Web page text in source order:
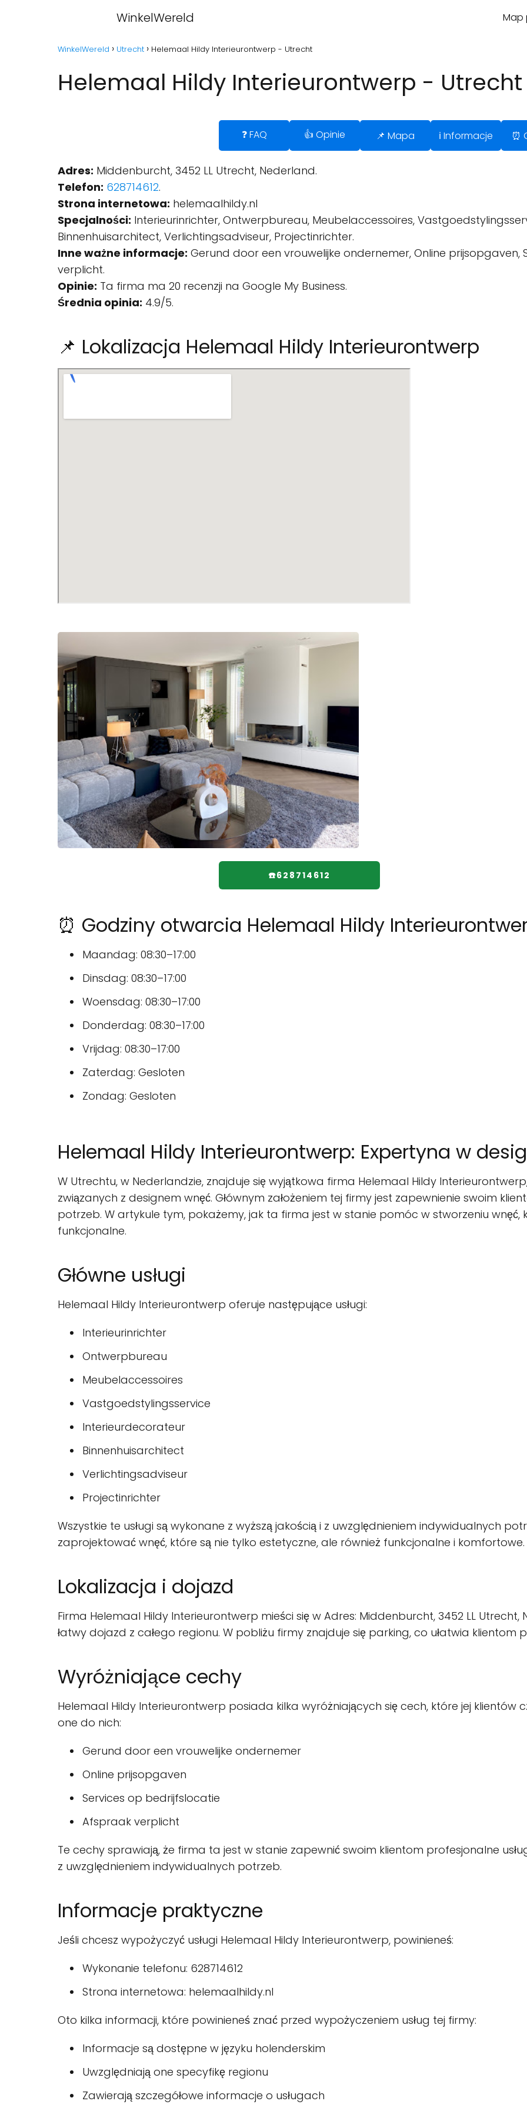
WinkelWereld Map
WinkelWereld Utrecht Helemaal Hildy Interieurontwerp - Utrecht
Helemaal Hildy Interieurontwerp - Utrecht
❓ FAQ 👍 Opinie 📌 Mapa ℹ️ Informacje ⏰
Adres: Middenburcht, 3452 LL Utrecht, Nederland.
Telefon: 628714612.
Strona internetowa: helemaalhildy.nl
Specjalności: Interieurinrichter, Ontwerpbureau, Meubelaccessoires,
Binnenhuisarchitect, Verlichtingsadviseur, Projectinrichter.
Inne ważne informacje: Gerund door een vrouwelijke ondernemer, Online
verplicht.
Opinie: Ta firma ma 20 recenzji na Google My Business.
Średnia opinia: 4.9/5.
📌 Lokalizacja Helemaal Hildy Interieurontwerp
☎️628714612
⏰ Godziny otwarcia Helemaal Hildy
Maandag: 08:30–17:00
Dinsdag: 08:30–17:00
Woensdag: 08:30–17:00
Donderdag: 08:30–17:00
Vrijdag: 08:30–17:00
Zaterdag: Gesloten
Zondag: Gesloten
Helemaal Hildy Interieurontwerp: Expertyna w
W Utrechtu, w Nederlandzie, znajduje się wyjątkowa firma Helemaal Hildy
związanych z designem wnęć. Głównym założeniem tej firmy jest zapewnienie swoim
potrzeb. W artykule tym, pokażemy, jak ta firma jest w stanie pomóc w stworzeniu wnęć,
funkcjonalne.
Główne usługi
Helemaal Hildy Interieurontwerp oferuje następujące usługi:
Interieurinrichter
Ontwerpbureau
Meubelaccessoires
Vastgoedstylingsservice
Interieurdecorateur
Binnenhuisarchitect
Verlichtingsadviseur
Projectinrichter
Wszystkie te usługi są wykonane z wyższą jakością i z uwzględnieniem indywidualnych
zaprojektować wnęć, które są nie tylko estetyczne, ale również funkcjonalne i komfortowe.
Lokalizacja i dojazd
Firma Helemaal Hildy Interieurontwerp mieści się w Adres: Middenburcht, 3452 LL
łatwy dojazd z całego regionu. W pobliżu firmy znajduje się parking, co ułatwia klientom
Wyróżniające cechy
Helemaal Hildy Interieurontwerp posiada kilka wyróżniających się cech, które jej klientów
one do nich:
Gerund door een vrouwelijke ondernemer
Online prijsopgaven
Services op bedrijfslocatie
Afspraak verplicht
Te cechy sprawiają, że firma ta jest w stanie zapewnić swoim klientom profesjonalne
z uwzględnieniem indywidualnych potrzeb.
Informacje praktyczne
Jeśli chcesz wypożyczyć usługi Helemaal Hildy Interieurontwerp, powinieneś:
Wykonanie telefonu: 628714612
Strona internetowa: helemaalhildy.nl
Oto kilka informacji, które powinieneś znać przed wypożyczeniem usług tej firmy:
Informacje są dostępne w języku holenderskim
Uwzględniają one specyfikę regionu
Zawierają szczegółowe informacje o usługach